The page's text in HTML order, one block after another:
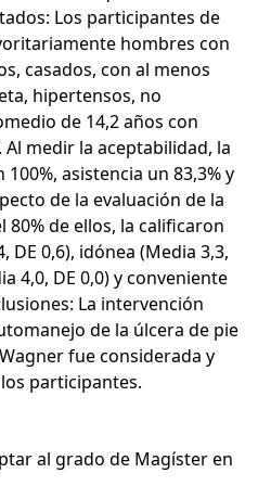
Los participantes de
hombres con
casados, con al menos
hipertensos, no
de 14,2 años con
medir la aceptabilidad, la
asistencia un 83,3% y
de la evaluación de la
de ellos, la calificaron
DE 0,6), idónea (Media 3,3,
4,0, DE 0,0) y conveniente
La intervención
de la úlcera de pie
fue considerada y
participantes.
al grado de Magíster en